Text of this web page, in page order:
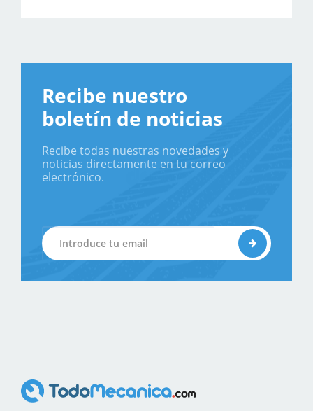
Recibe nuestro
boletín de noticias
Recibe todas nuestras novedades y
noticias directamente en tu correo
electrónico.